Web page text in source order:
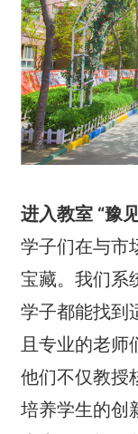
进入教室 “豫
学子们在与市
宝藏。我们系
学子都能找到
且专业的老师
他们不仅教授
培养学生的创